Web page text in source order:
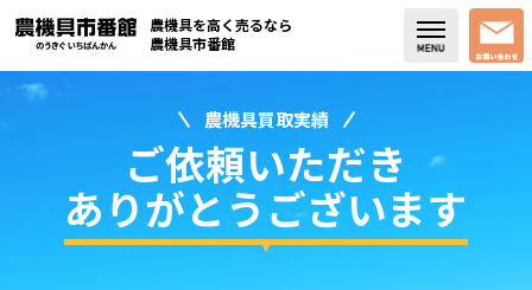
買取実績
コラム・スタッフブログ
農機具を高く売るなら
農機具市番館
農機具買取実績
ご依頼いただき
ありがとうございます